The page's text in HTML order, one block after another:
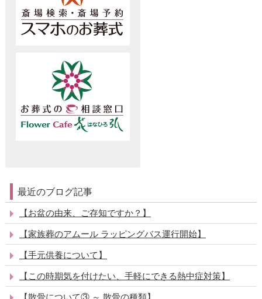
最近のブログ記事
【お盆の由来、ご存知ですか？】
【家族葬のアムール ラッピングバス運行開始】
【手元供養について】
【この時期気を付けたい、手軽にできる熱中症対策】
【散骨について③ ～ 散骨の種類】